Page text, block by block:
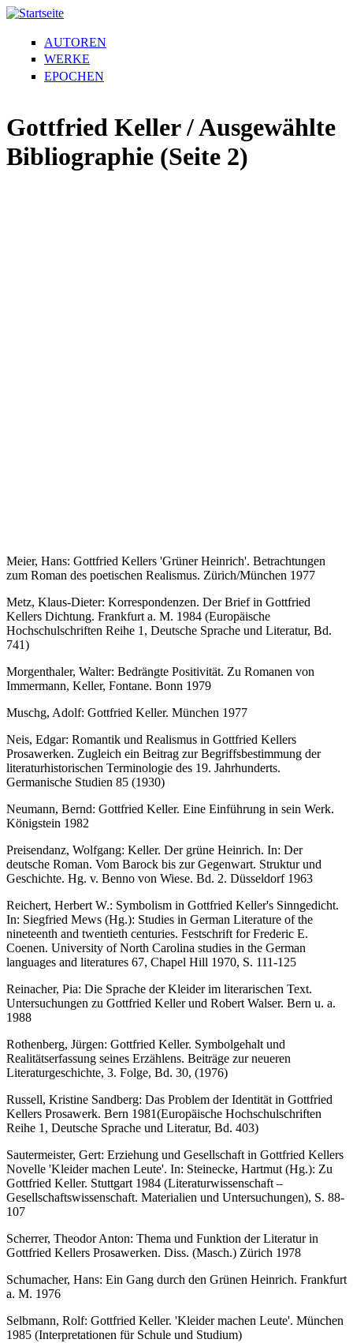
AUTOREN
WERKE
EPOCHEN
Gottfried Keller / Ausgewählte
Bibliographie (Seite 2)
Meier, Hans: Gottfried Kellers 'Grüner Heinrich'. Betrachtungen
zum Roman des poetischen Realismus. Zürich/München 1977
Metz, Klaus-Dieter: Korrespondenzen. Der Brief in Gottfried
Kellers Dichtung. Frankfurt a. M. 1984 (Europäische
Hochschulschriften Reihe 1, Deutsche Sprache und Literatur, Bd.
741)
Morgenthaler, Walter: Bedrängte Positivität. Zu Romanen von
Immermann, Keller, Fontane. Bonn 1979
Muschg, Adolf: Gottfried Keller. München 1977
Neis, Edgar: Romantik und Realismus in Gottfried Kellers
Prosawerken. Zugleich ein Beitrag zur Begriffsbestimmung der
literaturhistorischen Terminologie des 19. Jahrhunderts.
Germanische Studien 85 (1930)
Neumann, Bernd: Gottfried Keller. Eine Einführung in sein Werk.
Königstein 1982
Preisendanz, Wolfgang: Keller. Der grüne Heinrich. In: Der
deutsche Roman. Vom Barock bis zur Gegenwart. Struktur und
Geschichte. Hg. v. Benno von Wiese. Bd. 2. Düsseldorf 1963
Reichert, Herbert W.: Symbolism in Gottfried Keller's Sinngedicht.
In: Siegfried Mews (Hg.): Studies in German Literature of the
nineteenth and twentieth centuries. Festschrift for Frederic E.
Coenen. University of North Carolina studies in the German
languages and literatures 67, Chapel Hill 1970, S. 111-125
Reinacher, Pia: Die Sprache der Kleider im literarischen Text.
Untersuchungen zu Gottfried Keller und Robert Walser. Bern u. a.
1988
Rothenberg, Jürgen: Gottfried Keller. Symbolgehalt und
Realitätserfassung seines Erzählens. Beiträge zur neueren
Literaturgeschichte, 3. Folge, Bd. 30, (1976)
Russell, Kristine Sandberg: Das Problem der Identität in Gottfried
Kellers Prosawerk. Bern 1981(Europäische Hochschulschriften
Reihe 1, Deutsche Sprache und Literatur, Bd. 403)
Sautermeister, Gert: Erziehung und Gesellschaft in Gottfried Kellers
Novelle 'Kleider machen Leute'. In: Steinecke, Hartmut (Hg.): Zu
Gottfried Keller. Stuttgart 1984 (Literaturwissenschaft –
Gesellschaftswissenschaft. Materialien und Untersuchungen), S. 88-
107
Scherrer, Theodor Anton: Thema und Funktion der Literatur in
Gottfried Kellers Prosawerken. Diss. (Masch.) Zürich 1978
Schumacher, Hans: Ein Gang durch den Grünen Heinrich. Frankfurt
a. M. 1976
Selbmann, Rolf: Gottfried Keller. 'Kleider machen Leute'. München
1985 (Interpretationen für Schule und Studium)